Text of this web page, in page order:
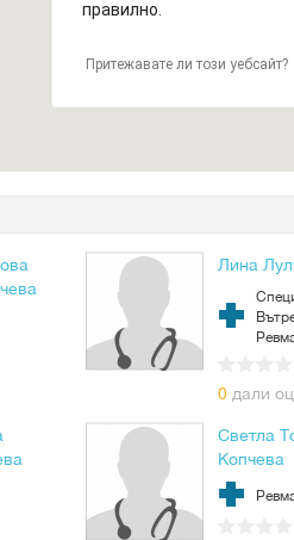
правилно.
Притежавате ли този уебсайт?
Лина
0 дали
Светла
Копчева